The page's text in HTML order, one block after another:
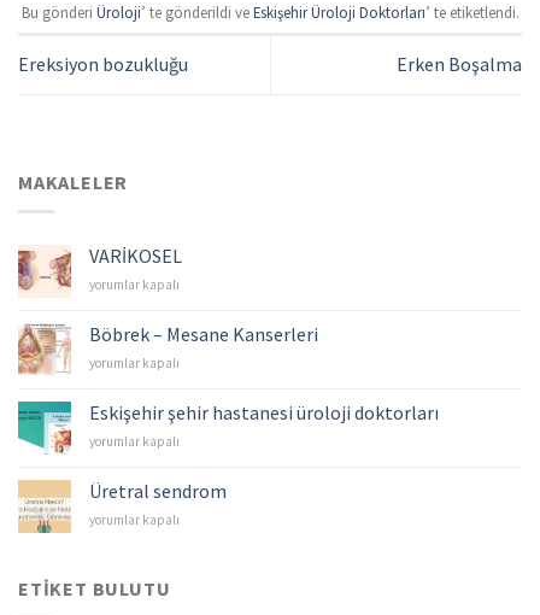
Bu gönderi Üroloji’ te gönderildi veEskişehir Üroloji Doktorları’ te etiketlendi.
Ereksiyon bozukluğu Erken Boşalma
MAKALELER
VARİKOSEL
VARİKOSEL
yorumlar kapalı
Böbrek – Mesane Kanserleri
Böbrek
Mesane
Kanserleri
için
yorumlar kapalı
Eskişehir şehir hastanesi üroloji doktorları
Eskişehir
hastanesi
üroloji
doktorları
yorumlar kapalı
Üretral sendrom
Üretral
yorumlar kapalı
ETIKET BULUTU